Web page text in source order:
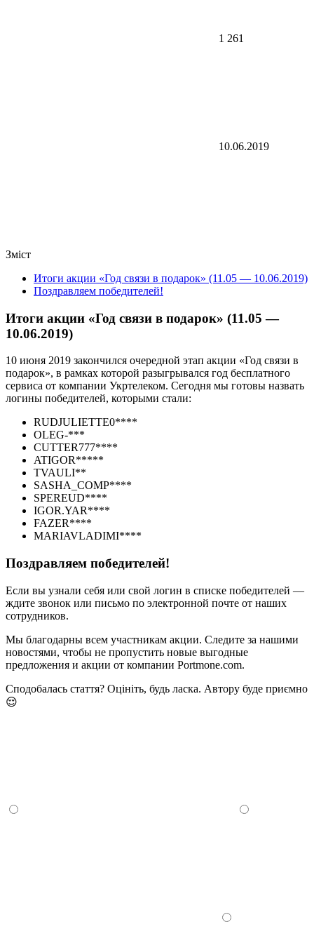
1 261
10.06.2019
Зміст
Итоги акции «Год связи в подарок» (11.05 — 10.06.2019)
Поздравляем победителей!
Итоги акции «Год связи в подарок» (11.05 —
10.06.2019)
10 июня 2019 закончился очередной этап акции «Год связи в
подарок», в рамках которой разыгрывался год бесплатного
сервиса от компании Укртелеком. Сегодня мы готовы назвать
логины победителей, которыми стали:
RUDJULIETTE0****
OLEG-***
CUTTER777****
ATIGOR*****
TVAULI**
SASHA_COMP****
SPEREUD****
IGOR.YAR****
FAZER****
MARIAVLADIMI****
Поздравляем победителей!
Если вы узнали себя или свой логин в списке победителей —
ждите звонок или письмо по электронной почте от наших
сотрудников.
Мы благодарны всем участникам акции. Следите за нашими
новостями, чтобы не пропустить новые выгодные
предложения и акции от компании Portmone.com.
Сподобалась стаття? Оцініть, будь ласка. Автору буде приємно
😌